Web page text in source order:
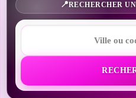
RECHERCHER